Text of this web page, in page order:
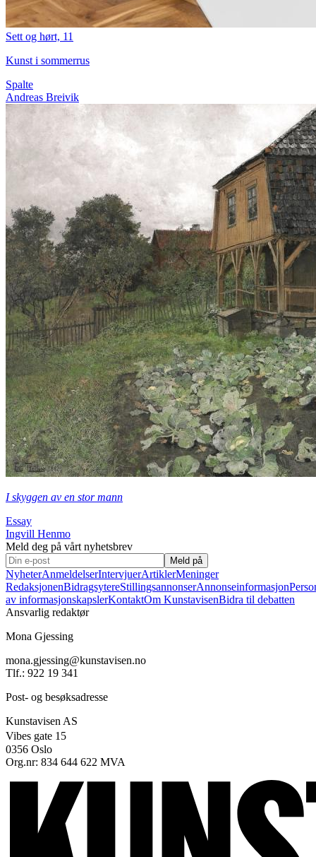
Sett og hørt, 11
Kunst i sommerrus
Spalte
Andreas Breivik
I skyggen av en stor mann
Essay
Ingvill Henmo
Meld deg på vårt nyhetsbrev
Meld på
NyheterAnmeldelserIntervjuerArtiklerMeninger
RedaksjonenBidragsytereStillingsannonserAnnonseinformasjon
av informasjonskapslerKontaktOm KunstavisenBidra til debatten
Ansvarlig redaktør
Mona Gjessing
mona.gjessing@kunstavisen.no
Tlf.: 922 19 341
Post- og besøksadresse
Kunstavisen AS
Vibes gate 15
0356 Oslo
Org.nr: 834 644 622 MVA